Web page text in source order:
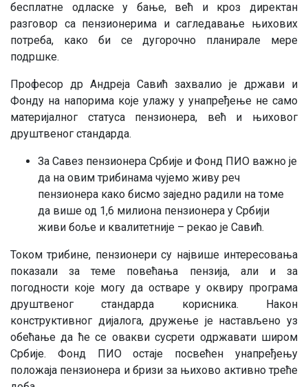
бесплатне одласке у бање, већ и кроз директан
разговор са пензионерима и сагледавање њихових
потреба, како би се дугорочно планирале мере
подршке.
Професор др Андреја Савић захвалио je држави и
Фонду на напорима које улажу у унапређење не само
материјалног статуса пензионера, већ и њиховог
друштвеног стандарда.
За Савез пензионера Србије и Фонд ПИО важно је
да на овим трибинама чујемо живу реч
пензионера како бисмо заједно радили на томе
да више од 1,6 милиона пензионера у Србији
живи боље и квалитетније – рекао је Савић.
Током трибине, пензионери су највише интересовања
показали за теме повећања пензија, али и за
погодности које могу да остваре у оквиру програма
друштвеног стандарда корисника. Након
конструктивног дијалога, дружење је настављено уз
обећање да ће се овакви сусрети одржавати широм
Србије. Фонд ПИО остаје посвећен унапређењу
положаја пензионера и бризи за њихово активно треће